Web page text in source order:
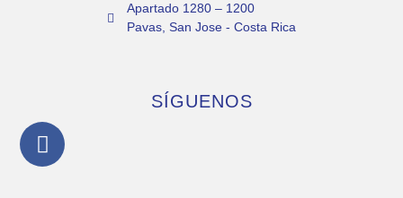
Apartado 1280 – 1200
Pavas, San Jose - Costa Rica
SÍGUENOS